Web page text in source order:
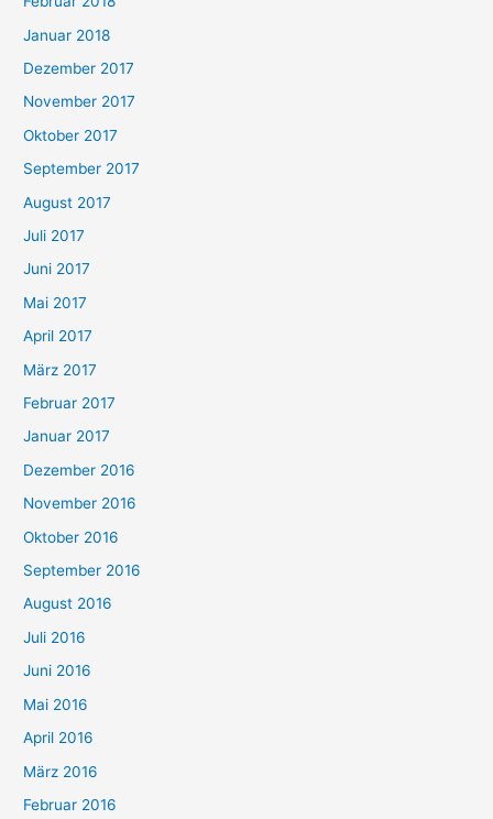
Januar 2018
Dezember 2017
November 2017
Oktober 2017
September 2017
August 2017
Juli 2017
Juni 2017
Mai 2017
April 2017
März 2017
Februar 2017
Januar 2017
Dezember 2016
November 2016
Oktober 2016
September 2016
August 2016
Juli 2016
Juni 2016
Mai 2016
April 2016
März 2016
Februar 2016